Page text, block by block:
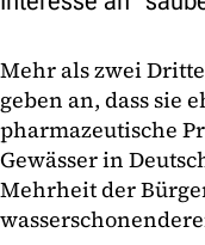
Mehr als zwei
geben an, dass sie
pharmazeutische
Gewässer in
Mehrheit der